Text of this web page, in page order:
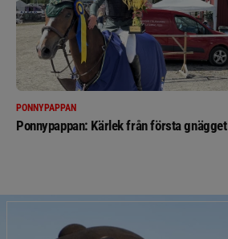
PONNYPAPPAN
Ponnypappan: Kärlek från första gnägget